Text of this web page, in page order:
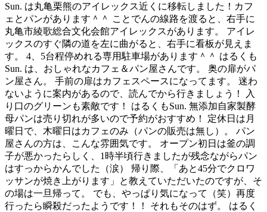
Sun. は丸亀栗熊のアイレックス近くに移転しました！カフ
ェとパンがあります＾＾ ことでんの線路を渡ると、右手に
丸亀市綾歌総合文化会館アイレックスがあります。 アイレ
ックスのすぐ隣の道を左に曲がると、右手に看板が見えま
す。 4、5台程停めれる専用駐車場があります＾＾ はるくも
Sun. は、おしゃれなカフェ＆パン屋さんです。 奥の扉がパ
ン屋さん。 手前の扉はカフェスペースになってます。 迷わ
ないように案内があるので、読んでから行きましょう！ 入
り口のグリーンも素敵です！ はるくもSun. 無添加自家製酵
母パンは売り切れが多いので予約がおすすめ！ 定休日は月
曜日で、木曜日はカフェのみ（パンの販売は無し）。 パン
屋さんの方は、こんな雰囲気です。 オープン初日は釜の調
子が悪かったらしく、1時半頃行きましたが残念ながらパン
はすっからかんでした（涙） 帰り際、「あと45分でクロワ
ッサンが焼き上がります」と教えていただいたのですが、そ
の場は一旦帰って。 でも、やっぱり気になって（笑）再度
行ったら瞬殺だったようです！！ それもそのはず。 はるく